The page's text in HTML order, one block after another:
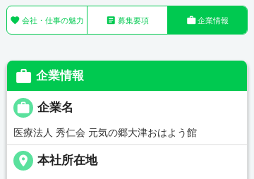
 会社・仕事の魅力  募集要項 企業情報
 企業情報
 企業名
医療法人 秀仁会 元気の郷大津おはよう館
place 本社所在地